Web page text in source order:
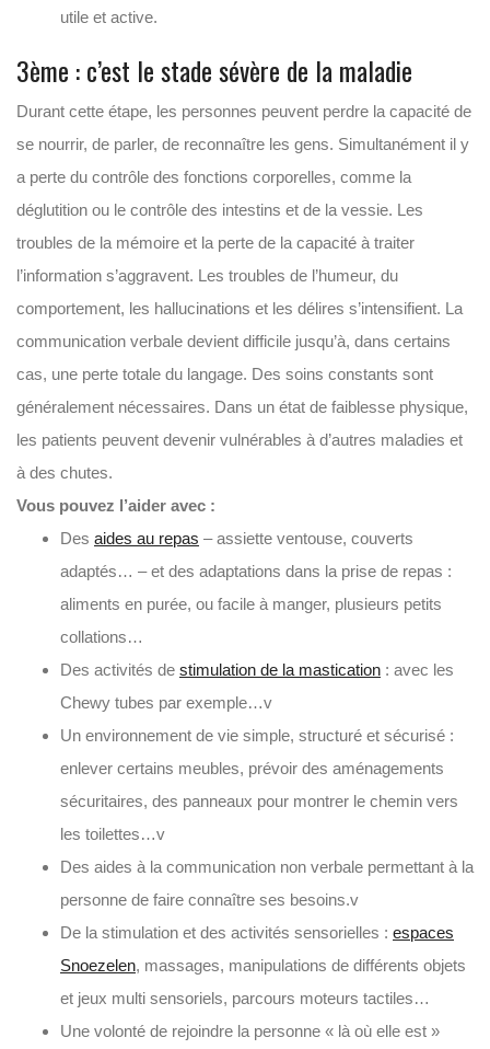
utile et active.
3ème : c’est le stade sévère de la maladie
Durant cette étape, les personnes peuvent perdre la capacité de
se nourrir, de parler, de reconnaître les gens. Simultanément il y
a perte du contrôle des fonctions corporelles, comme la
déglutition ou le contrôle des intestins et de la vessie. Les
troubles de la mémoire et la perte de la capacité à traiter
l’information s’aggravent. Les troubles de l’humeur, du
comportement, les hallucinations et les délires s’intensifient. La
communication verbale devient difficile jusqu’à, dans certains
cas, une perte totale du langage. Des soins constants sont
généralement nécessaires. Dans un état de faiblesse physique,
les patients peuvent devenir vulnérables à d’autres maladies et
à des chutes.
Vous pouvez l’aider avec :
Des aides au repas – assiette ventouse, couverts
adaptés… – et des adaptations dans la prise de repas :
aliments en purée, ou facile à manger, plusieurs petits
collations…
Des activités de stimulation de la mastication : avec les
Chewy tubes par exemple…v
Un environnement de vie simple, structuré et sécurisé :
enlever certains meubles, prévoir des aménagements
sécuritaires, des panneaux pour montrer le chemin vers
les toilettes…v
Des aides à la communication non verbale permettant à la
personne de faire connaître ses besoins.v
De la stimulation et des activités sensorielles : espaces
Snoezelen, massages, manipulations de différents objets
et jeux multi sensoriels, parcours moteurs tactiles…
Une volonté de rejoindre la personne « là où elle est »